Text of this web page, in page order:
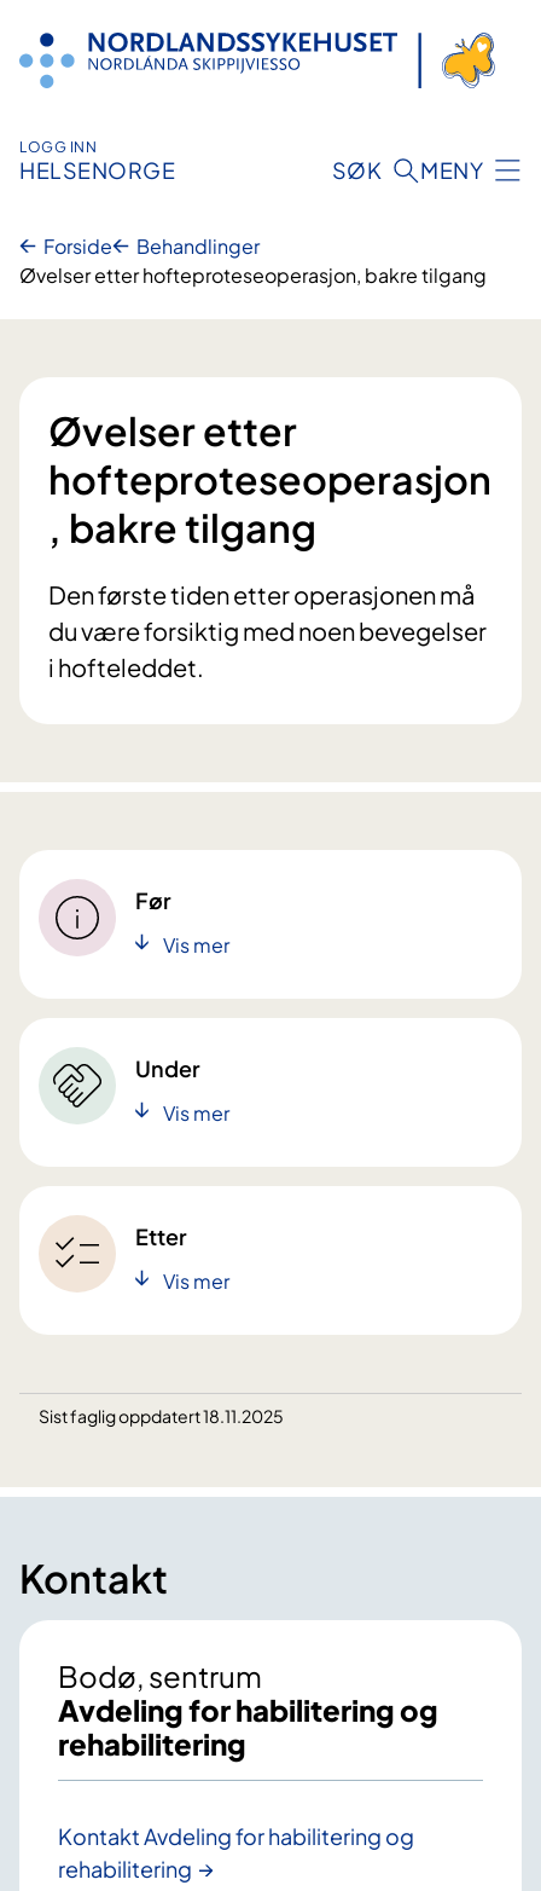
innhold
LOGG INN
HELSENORGE SØK MENY
Forside
Behandlinger
Øvelser etter hofteproteseoperasjon, bakre tilgang
Øvelser etter
hofteproteseoperasjon
, bakre tilgang
Den første tiden etter operasjonen må
du være forsiktig med noen bevegelser
i hofteleddet.
Før
Vis mer
Under
Vis mer
Etter
Vis mer
Sist faglig oppdatert 18.11.2025
Kontakt
Bodø, sentrum
Avdeling for habilitering og
rehabilitering
Kontakt Avdeling for habilitering og
rehabilitering